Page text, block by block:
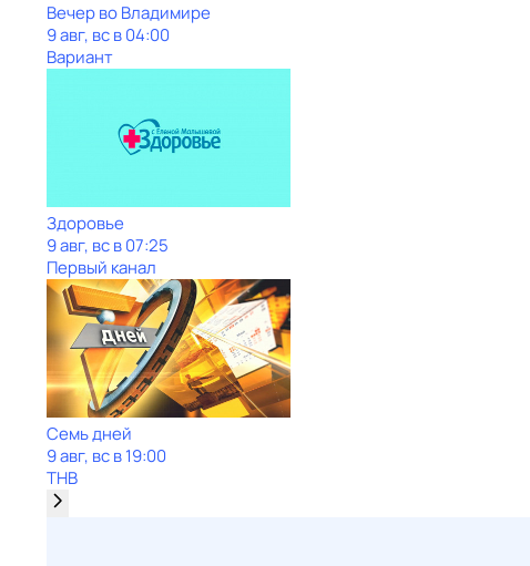
Вечер во Владимире
9 авг, вс в 04:00
Вариант
Здоровье
9 авг, вс в 07:25
Первый канал
Семь дней
9 авг, вс в 19:00
ТНВ